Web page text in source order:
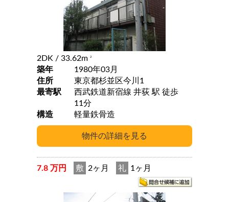
2DK / 33.62m 2
築年
1980年03月
住所
東京都杉並区今川1
最寄駅
西武鉄道新宿線 井荻 駅 徒歩
11分
構造
軽量鉄骨造
7.8 万円 敷 2ヶ月 礼 1ヶ月